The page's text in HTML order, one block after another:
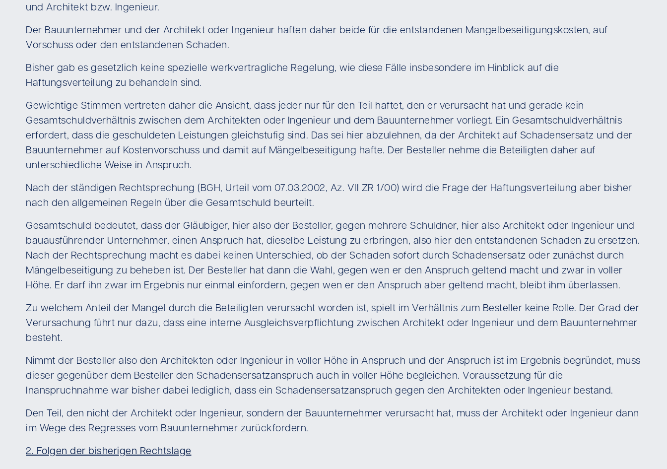
und Architekt bzw. Ingenieur.
Der Bauunternehmer und der Architekt oder Ingenieur haften daher beide für die entstandenen Mangelbeseitigungskosten, auf
Vorschuss oder den entstandenen Schaden.
Bisher gab es gesetzlich keine spezielle werkvertragliche Regelung, wie diese Fälle insbesondere im Hinblick auf die
Haftungsverteilung zu behandeln sind.
Gewichtige Stimmen vertreten daher die Ansicht, dass jeder nur für den Teil haftet, den er verursacht hat und gerade kein
Gesamtschuldverhältnis zwischen dem Architekten oder Ingenieur und dem Bauunternehmer vorliegt. Ein Gesamtschuldverhältnis
erfordert, dass die geschuldeten Leistungen gleichstufig sind. Das sei hier abzulehnen, da der Architekt auf Schadensersatz und der
Bauunternehmer auf Kostenvorschuss und damit auf Mängelbeseitigung hafte. Der Besteller nehme die Beteiligten daher auf
unterschiedliche Weise in Anspruch.
Nach der ständigen Rechtsprechung (BGH, Urteil vom 07.03.2002, Az. VII ZR 1/00) wird die Frage der Haftungsverteilung aber bisher
nach den allgemeinen Regeln über die Gesamtschuld beurteilt.
Gesamtschuld bedeutet, dass der Gläubiger, hier also der Besteller, gegen mehrere Schuldner, hier also Architekt oder Ingenieur und
bauausführender Unternehmer, einen Anspruch hat, dieselbe Leistung zu erbringen, also hier den entstandenen Schaden zu ersetzen.
Nach der Rechtsprechung macht es dabei keinen Unterschied, ob der Schaden sofort durch Schadensersatz oder zunächst durch
Mängelbeseitigung zu beheben ist. Der Besteller hat dann die Wahl, gegen wen er den Anspruch geltend macht und zwar in voller
Höhe. Er darf ihn zwar im Ergebnis nur einmal einfordern, gegen wen er den Anspruch aber geltend macht, bleibt ihm überlassen.
Zu welchem Anteil der Mangel durch die Beteiligten verursacht worden ist, spielt im Verhältnis zum Besteller keine Rolle. Der Grad der
Verursachung führt nur dazu, dass eine interne Ausgleichsverpflichtung zwischen Architekt oder Ingenieur und dem Bauunternehmer
besteht.
Nimmt der Besteller also den Architekten oder Ingenieur in voller Höhe in Anspruch und der Anspruch ist im Ergebnis begründet, muss
dieser gegenüber dem Besteller den Schadensersatzanspruch auch in voller Höhe begleichen. Voraussetzung für die
Inanspruchnahme war bisher dabei lediglich, dass ein Schadensersatzanspruch gegen den Architekten oder Ingenieur bestand.
Den Teil, den nicht der Architekt oder Ingenieur, sondern der Bauunternehmer verursacht hat, muss der Architekt oder Ingenieur dann
im Wege des Regresses vom Bauunternehmer zurückfordern.
2. Folgen der bisherigen Rechtslage